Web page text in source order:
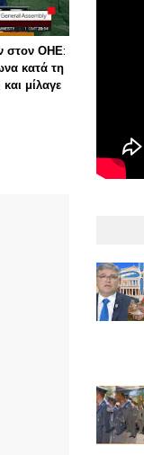
στον ΟΗΕ:
κατά τη
μίλαγε